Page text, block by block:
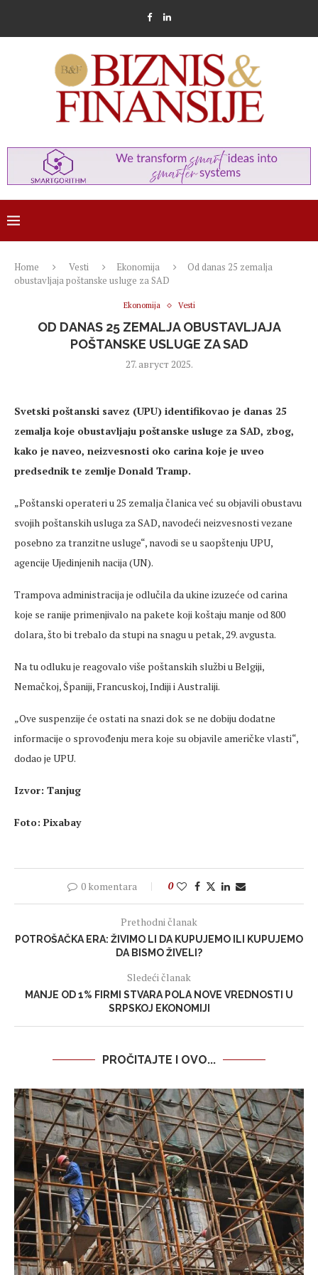
Home Vesti Ekonomija
Od danas 25 zemalja
obustavljaja poštanske usluge za SAD
Ekonomija Vesti
OD DANAS 25 ZEMALJA OBUSTAVLJAJA
POŠTANSKE USLUGE ZA SAD
27. август 2025.
Svetski poštanski savez (UPU) identifikovao je danas 25
zemalja koje obustavljaju poštanske usluge za SAD, zbog,
kako je naveo, neizvesnosti oko carina koje je uveo
predsednik te zemlje Donald Tramp.
„Poštanski operateri u 25 zemalja članicavec ́ su objavili obustavu
svojih poštanskih usluga za SAD, navodeći neizvesnostivezane
posebno za tranzitne usluge“, navodi se u saopštenju UPU,
agencije Ujedinjenih nacija (UN).
Trampovaadministracija je odlučila da ukine izuzeće od carina
koje se ranije primenjivalo na pakete koji koštaju manje od 800
dolara, što bi trebalo da stupi na snagu u petak, 29. avgusta.
Na tu odluku je reagovalo više poštanskih službi u Belgiji,
Nemačkoj, Španiji, Francuskoj, Indiji i Australiji.
„Ove suspenzije će ostati na snazi dok se ne dobiju dodatne
informacije o sprovođenju merakoje su objavile američke vlasti“,
dodao je UPU.
Izvor: Tanjug
Foto: Pixabay
0 komentara 0
Prethodni članak
POTROŠAČKA ERA: ŽIVIMO LI DA KUPUJEMO ILI KUPUJEMO
DA BISMO ŽIVELI?
Sledeći članak
MANJE OD 1% FIRMI STVARA POLA NOVE VREDNOSTI U
SRPSKOJ EKONOMIJI
PROČITAJTE I OVO...